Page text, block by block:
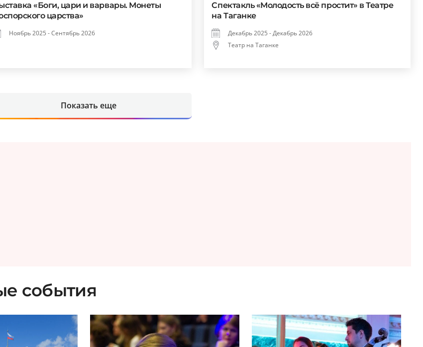
«Боги, цари и варвары. Монеты
царства»
Ноябрь 2025 - Сентябрь 2026
Спектакль «Молодость всё простит» в Театре
на Таганке
Декабрь 2025 - Декабрь 2026
Театр на Таганке
Показать еще
события